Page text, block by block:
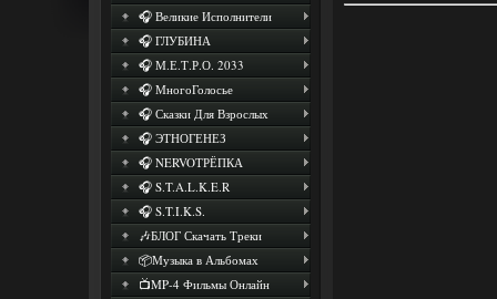
🎧 Великие Исполнители
🎧 ГЛУБИНА
🎧 М.Е.Т.Р.О. 2033
🎧 МногоГолосье
🎧 Сказки Для Взрослых
🎧 ЭТНОГЕНЕЗ
🎧 NERVOТРЁПКА
🎧 S.T.A.L.K.E.R
🎧 S.T.I.K.S.
🎶БЛОГ Скачать Треки
📦Музыка в Альбомах
📺MP-4 Фильмы Онлайн